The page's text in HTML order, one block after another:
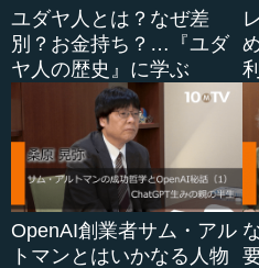
ユダヤ人とは？なぜ差
別？お金持ち？…『ユダ
ヤ人の歴史』に学ぶ
OpenAI創業者サム・アル
トマンとはいかなる人物